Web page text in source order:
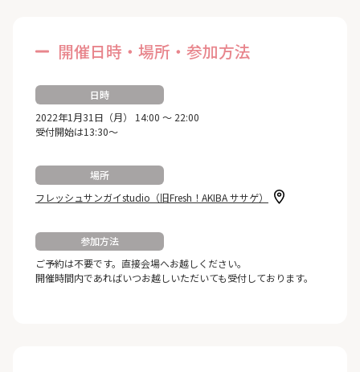
開催日時・場所・参加方法
日時
2022年1月31日（月） 14:00 ～ 22:00
受付開始は13:30～
場所
フレッシュサンガイstudio（旧Fresh！AKIBA ササゲ）
参加方法
ご予約は不要です。直接会場へお越しください。
開催時間内であればいつお越しいただいても受付しております。